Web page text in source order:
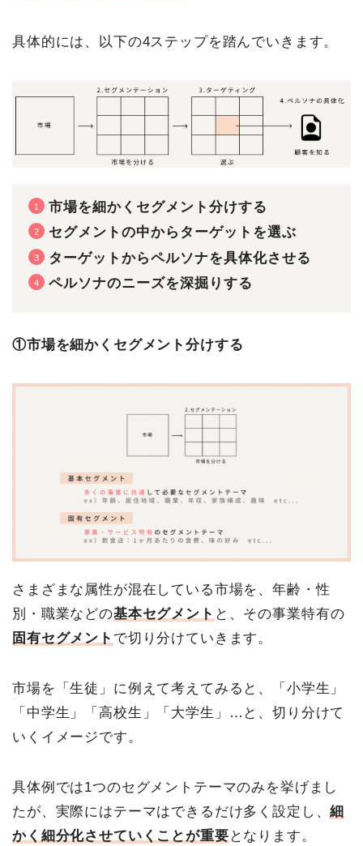
具体的には、以下の4ステップを踏んでいきます。
市場を細かくセグメント分けする
セグメントの中からターゲットを選ぶ
ターゲットからペルソナを具体化させる
ペルソナのニーズを深掘りする
①市場を細かくセグメント分けする
さまざまな属性が混在している市場を、年齢・性
別・職業などの基本セグメント と、その事業特有の
固有セグメント で切り分けていきます。
市場を「生徒」に例えて考えてみると、「小学生」
「中学生」「高校生」「大学生」…と、切り分けて
いくイメージです。
具体例では1つのセグメントテーマのみを挙げまし
たが、実際にはテーマはできるだけ多く設定し、細
かく細分化させていくことが重要 となります。